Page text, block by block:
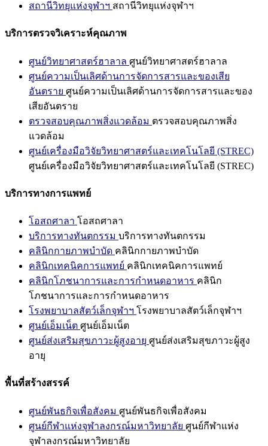
สถานีวิทยุแห่งจุฬาฯ สถานีวิทยุแห่งจุฬาฯ
บริการตรวจวิเคราะห์คุณภาพ
ศูนย์วิทยาศาสตร์ฮาลาล ศูนย์วิทยาศาสตร์ฮาลาล
ศูนย์ความเป็นเลิศด้านการจัดการสารและของเสีย
อันตราย ศูนย์ความเป็นเลิศด้านการจัดการสารและของ
เสียอันตราย
ตรวจสอบคุณภาพสิ่งแวดล้อม ตรวจสอบคุณภาพสิ่ง
แวดล้อม
ศูนย์เครื่องมือวิจัยวิทยาศาสตร์และเทคโนโลยี (STREC)
ศูนย์เครื่องมือวิจัยวิทยาศาสตร์และเทคโนโลยี (STREC)
บริการทางการแพทย์
โอสถศาลา โอสถศาลา
บริการทางทันตกรรม บริการทางทันตกรรม
คลินิกกายภาพบำบัด คลินิกกายภาพบำบัด
คลินิกเทคนิคการแพทย์ คลินิกเทคนิคการแพทย์
คลินิกโภชนาการและการกำหนดอาหาร คลินิก
โภชนาการและการกำหนดอาหาร
โรงพยาบาลสัตว์เล็กจุฬาฯ โรงพยาบาลสัตว์เล็กจุฬาฯ
ศูนย์เอ็มเน็ต ศูนย์เอ็มเน็ต
ศูนย์ส่งเสริมสุขภาวะผู้สูงอายุ ศูนย์ส่งเสริมสุขภาวะผู้สูง
อายุ
พื้นที่สร้างสรรค์
ศูนย์พันธกิจเพื่อสังคม ศูนย์พันธกิจเพื่อสังคม
ศูนย์กีฬาแห่งจุฬาลงกรณ์มหาวิทยาลัย ศูนย์กีฬาแห่ง
จุฬาลงกรณ์มหาวิทยาลัย